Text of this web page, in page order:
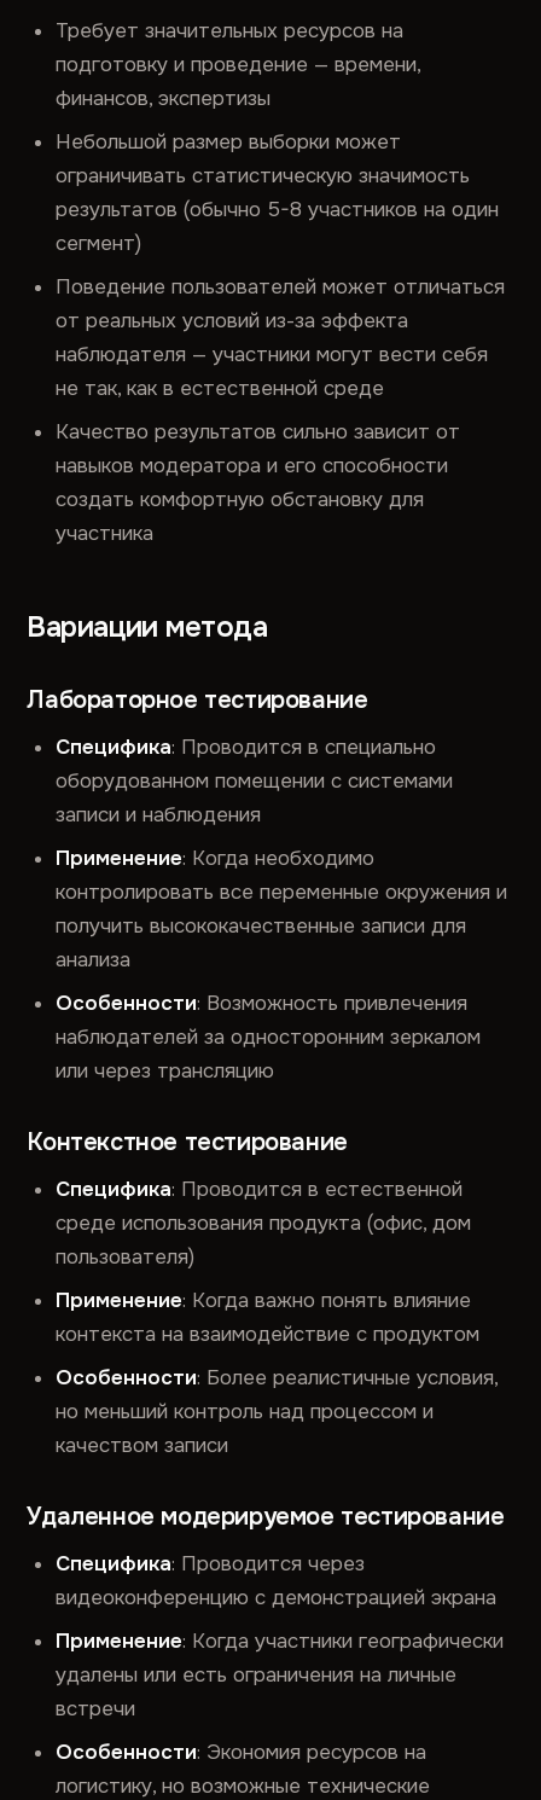
Требует значительных ресурсов на
подготовку и проведение — времени,
финансов, экспертизы
Небольшой размер выборки может
ограничивать статистическую значимость
результатов (обычно 5-8 участников на один
сегмент)
Поведение пользователей может отличаться
от реальных условий из-за эффекта
наблюдателя — участники могут вести себя
не так, как в естественной среде
Качество результатов сильно зависит от
навыков модератора и его способности
создать комфортную обстановку для
участника
Вариации метода
Лабораторное тестирование
Специфика: Проводится в специально
оборудованном помещении с системами
записи и наблюдения
Применение: Когда необходимо
контролировать все переменные окружения и
получить высококачественные записи для
анализа
Особенности: Возможность привлечения
наблюдателей за односторонним зеркалом
или через трансляцию
Контекстное тестирование
Специфика: Проводится в естественной
среде использования продукта (офис, дом
пользователя)
Применение: Когда важно понять влияние
контекста на взаимодействие с продуктом
Особенности: Более реалистичные условия,
но меньший контроль над процессом и
качеством записи
Удаленное модерируемое тестирование
Специфика: Проводится через
видеоконференцию с демонстрацией экрана
Применение: Когда участники географически
удалены или есть ограничения на личные
встречи
Особенности: Экономия ресурсов на
логистику, но возможные технические